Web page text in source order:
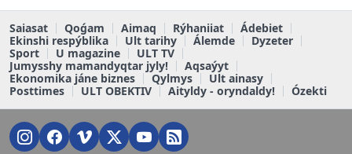
Saiasat Qoǵam Aimaq Rýhaniiat
Ádebiet
Ekinshi respýblika
Ult tarihy Álemde
Dyzeter
Sport
U magazine
ULT TV
Jumysshy mamandyqtar jyly!
Aqsaýyt
Ekonomika jáne biznes
Qylmys
Ult ainasy
Posttimes
ULT OBEKTIV Aityldy - oryndaldy! Ózekti